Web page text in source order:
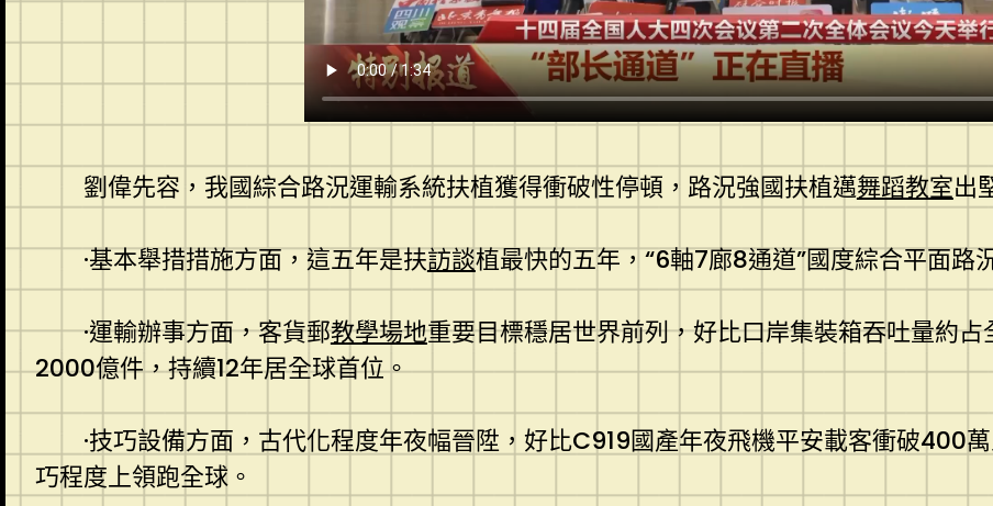
劉偉先容，我國綜合路況運輸系統扶植獲得衝破性停頓，路況強國扶植邁舞蹈教室出
·基本舉措措施方面，這五年是扶訪談植最快的五年，“6軸7廊8通道”國度綜合平面路
·運輸辦事方面，客貨郵教學場地重要目標穩居世界前列，好比口岸集裝箱吞吐量約
2000億件，持續12年居全球首位。
·技巧設備方面，古代化程度年夜幅晉陞，好比C919國產年夜飛機平安載客衝破400
巧程度上領跑全球。